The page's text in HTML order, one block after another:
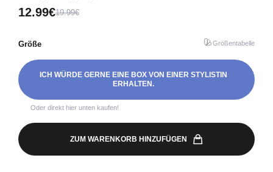
12.99€19.99€
Größe Größentabelle
ICH WÜRDE GERNE EINE BOX VON EINER STYLISTIN
ERHALTEN.
Oder direkt hier unten kaufen!
ZUM WARENKORB HINZUFÜGEN